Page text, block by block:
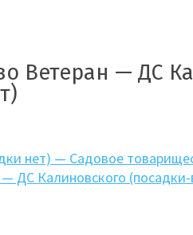
Ветеран — ДС
нет) — Садовое
ДС Калиновского